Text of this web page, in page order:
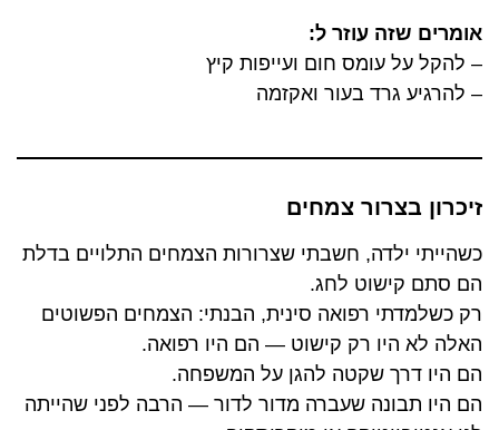
אומרים שזה עוזר ל:
– להקל על עומס חום ועייפות קיץ
– להרגיע גרד בעור ואקזמה
זיכרון בצרור צמחים
כשהייתי ילדה, חשבתי שצרורות הצמחים התלויים בדלת
הם סתם קישוט לחג.
רק כשלמדתי רפואה סינית, הבנתי: הצמחים הפשוטים
האלה לא היו רק קישוט — הם היו רפואה.
הם היו דרך שקטה להגן על המשפחה.
הם היו תבונה שעברה מדור לדור — הרבה לפני שהייתה